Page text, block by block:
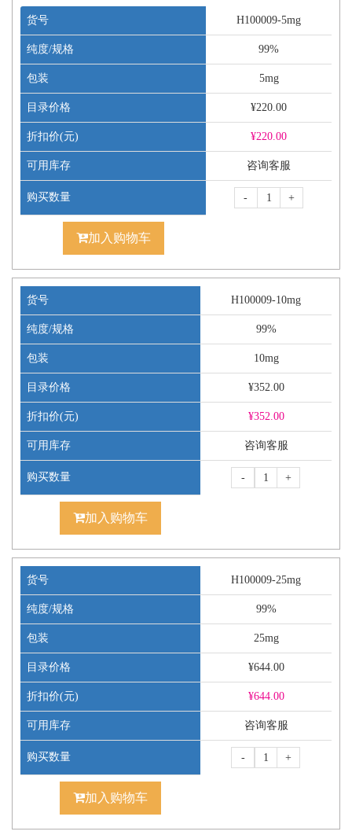
货号 H100009-5mg
纯度/规格 99%
包装 5mg
目录价格 ¥220.00
折扣价(元) ¥220.00
可用库存 咨询客服
购买数量 - +
加入购物车
货号 H100009-10mg
纯度/规格 99%
包装 10mg
目录价格 ¥352.00
折扣价(元) ¥352.00
可用库存 咨询客服
购买数量 - +
加入购物车
货号 H100009-25mg
纯度/规格 99%
包装 25mg
目录价格 ¥644.00
折扣价(元) ¥644.00
可用库存 咨询客服
购买数量 - +
加入购物车